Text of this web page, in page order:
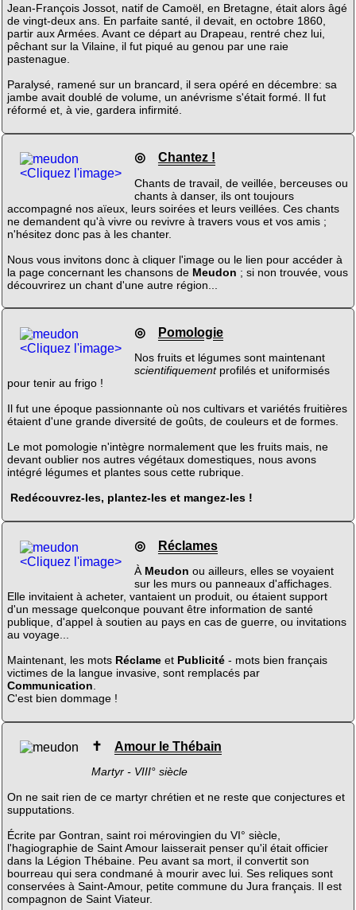
Jean-François Jossot, natif de Camoël, en Bretagne, était alors âgé
de vingt-deux ans. En parfaite santé, il devait, en octobre 1860,
partir aux Armées. Avant ce départ au Drapeau, rentré chez lui,
pêchant sur la Vilaine, il fut piqué au genou par une raie
pastenague.
Paralysé, ramené sur un brancard, il sera opéré en décembre: sa
jambe avait doublé de volume, un anévrisme s'était formé. Il fut
réformé et, à vie, gardera infirmité.
<Cliquez l'image>
◎ Chantez !
Chants de travail, de veillée, berceuses ou
chants à danser, ils ont toujours
accompagné nos aïeux, leurs soirées et leurs veillées. Ces chants
ne demandent qu'à vivre ou revivre à travers vous et vos amis ;
n'hésitez donc pas à les chanter.
Nous vous invitons donc à cliquer l'image ou le lien pour accéder à
la page concernant les chansons de Meudon ; si non trouvée, vous
découvrirez un chant d'une autre région...
<Cliquez l'image>
◎ Pomologie
Nos fruits et légumes sont maintenant
scientifiquementprofilés et uniformisés
pour tenir au frigo !
Il fut une époque passionnante où nos cultivars et variétés fruitières
étaient d'une grande diversité de goûts, de couleurs et de formes.
Le mot pomologie n'intègre normalement que les fruits mais, ne
devant oublier nos autres végétaux domestiques, nous avons
intégré légumes et plantes sous cette rubrique.
Redécouvrez-les, plantez-les et mangez-les !
<Cliquez l'image>
◎ Réclames
À Meudon ou ailleurs, elles se voyaient
sur les murs ou panneaux d'affichages.
Elle invitaient à acheter, vantaient un produit, ou étaient support
d'un message quelconque pouvant être information de santé
publique, d'appel à soutien au pays en cas de guerre, ou invitations
au voyage...
Maintenant, les mots Réclameet Publicité- mots bien français
victimes de la langue invasive, sont remplacés par
Communication.
C'est bien dommage !
✝ Amour le Thébain
Martyr - VIII° siècle
On ne sait rien de ce martyr chrétien et ne reste que conjectures et
supputations.
Écrite par Gontran, saint roi mérovingien du VI° siècle,
l'hagiographie de Saint Amour laisserait penser qu'il était officier
dans la Légion Thébaine. Peu avant sa mort, il convertit son
bourreau qui sera condmané à mourir avec lui. Ses reliques sont
conservées à Saint-Amour, petite commune du Jura français. Il est
compagnon de Saint Viateur.